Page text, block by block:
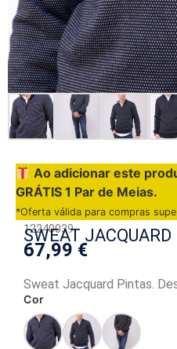
Ao adicionar este
GRÁTIS 1 Par de Meias.
*Oferta válida para compras
12240039
SWEAT
67,99 €
Sweat Jacquard Pintas.
Cor